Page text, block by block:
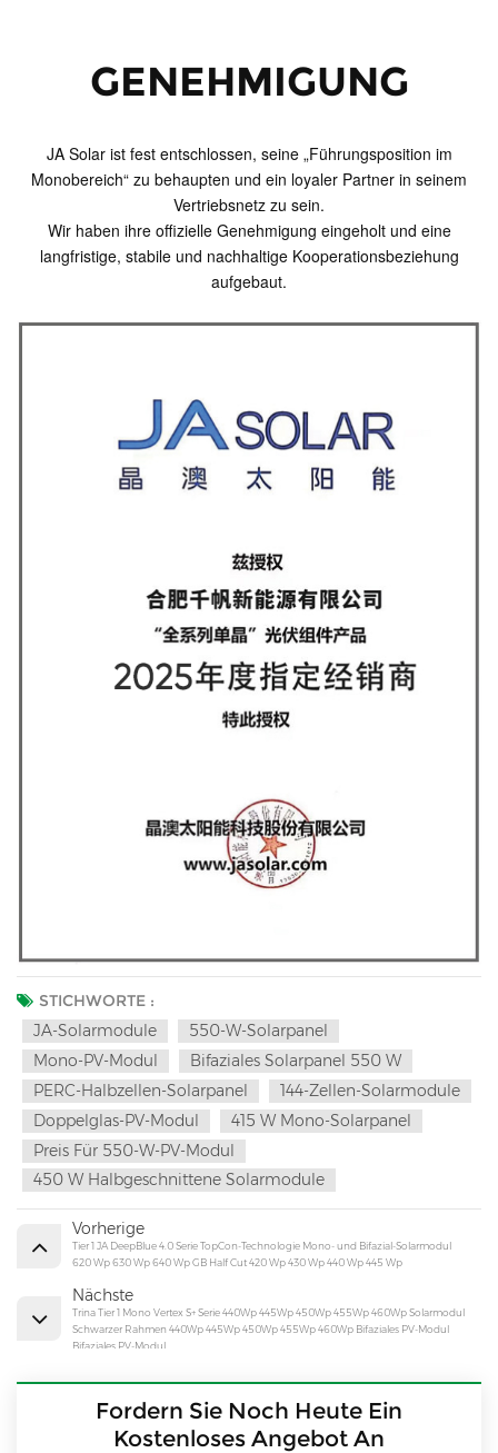
GENEHMIGUNG
JA Solar ist fest entschlossen, seine „Führungsposition im
Monobereich“ zu behaupten und ein loyaler Partner in seinem
Vertriebsnetz zu sein.
Wir haben ihre offizielle Genehmigung eingeholt und eine
langfristige, stabile und nachhaltige Kooperationsbeziehung
aufgebaut.
STICHWORTE :
JA-Solarmodule
550-W-Solarpanel
Mono-PV-Modul
Bifaziales Solarpanel 550 W
PERC-Halbzellen-Solarpanel
144-Zellen-Solarmodule
Doppelglas-PV-Modul
415 W Mono-Solarpanel
Preis Für 550-W-PV-Modul
450 W Halbgeschnittene Solarmodule
Vorherige
Tier 1 JA DeepBlue 4.0 Serie TopCon-Technologie Mono- und Bifazial-Solarmodul
620 Wp 630 Wp 640 Wp GB Half Cut 420 Wp 430 Wp 440 Wp 445 Wp
Nächste
Trina Tier 1 Mono Vertex S+ Serie 440Wp 445Wp 450Wp 455Wp 460Wp Solarmodul
Schwarzer Rahmen 440Wp 445Wp 450Wp 455Wp 460Wp Bifaziales PV-Modul
Bifaziales PV-Modul
Fordern Sie Noch Heute Ein
Kostenloses Angebot An